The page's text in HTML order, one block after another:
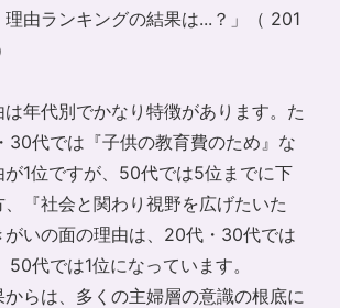
由ランキングの結果は...？」
（ 201
年代別でかなり特徴があります。た
30代では『子供の教育費のため』な
が1位ですが、50代では5位までに下
『社会と関わり視野を広げたいた
がいの面の理由は、20代・30代では
代では1位になっています。
らは、多くの主婦層の意識の根底に